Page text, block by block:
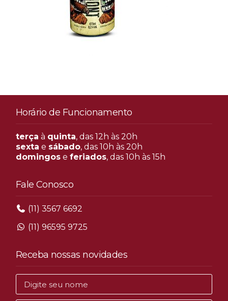
Horário de Funcionamento
terça à quinta, das 12h às 20h
sexta e sábado, das 10h às 20h
domingose feriados, das 10h às 15h
Fale Conosco
(11) 3567 6692
(11) 96595 9725
Receba nossas novidades